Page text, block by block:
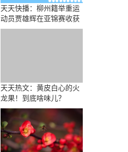
天天快播：柳州籍举重运
动员贾雄辉在亚锦赛收获
两金
天天热文：黄皮白心的火
龙果！到底啥味儿？